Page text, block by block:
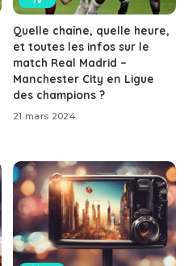
Quelle chaîne, quelle heure,
et toutes les infos sur le
match Real Madrid –
Manchester City en Ligue
des champions ?
21 mars 2024